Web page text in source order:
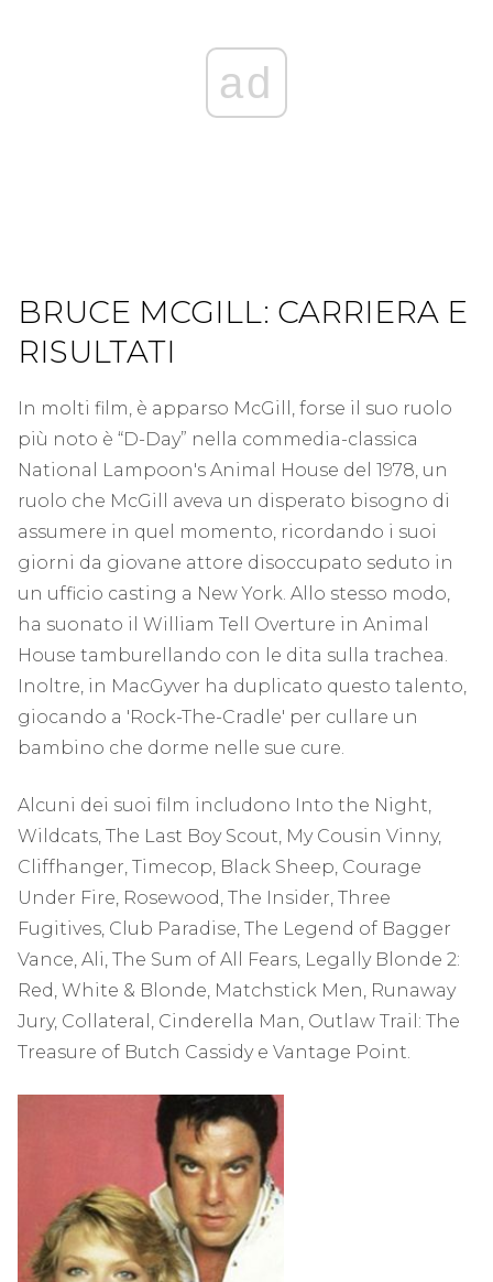
ad
BRUCE MCGILL: CARRIERA E
RISULTATI
In molti film, è apparso McGill, forse il suo ruolo
più noto è “D-Day” nella commedia-classica
National Lampoon's Animal House del 1978, un
ruolo che McGill aveva un disperato bisogno di
assumere in quel momento, ricordando i suoi
giorni da giovane attore disoccupato seduto in
un ufficio casting a New York. Allo stesso modo,
ha suonato il William Tell Overture in Animal
House tamburellando con le dita sulla trachea.
Inoltre, in MacGyver ha duplicato questo talento,
giocando a 'Rock-The-Cradle' per cullare un
bambino che dorme nelle sue cure.
Alcuni dei suoi film includono Into the Night,
Wildcats, The Last Boy Scout, My Cousin Vinny,
Cliffhanger, Timecop, Black Sheep, Courage
Under Fire, Rosewood, The Insider, Three
Fugitives, Club Paradise, The Legend of Bagger
Vance, Ali, The Sum of All Fears, Legally Blonde 2:
Red, White & Blonde, Matchstick Men, Runaway
Jury, Collateral, Cinderella Man, Outlaw Trail: The
Treasure of Butch Cassidy e Vantage Point.